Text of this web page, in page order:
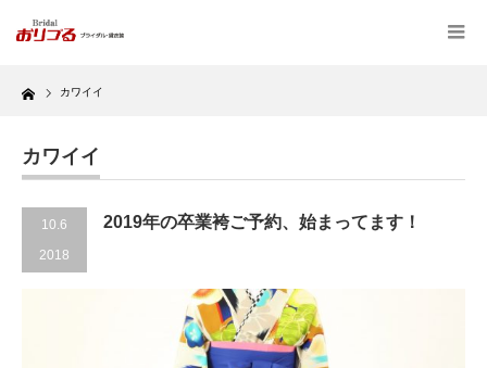
Home カワイイ
カワイイ
10.6
2018
2019年の卒業袴ご予約、始まってます！